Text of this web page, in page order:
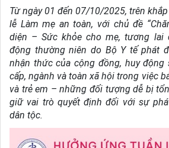
Từ ngày 01 đến 07/10/2025, trên
lễ Làm mẹ an toàn, với chủ đề
diện – Sức khỏe cho mẹ, tương lai
động thường niên do Bộ Y tế phát
nhận thức của cộng đồng, huy động
cấp, ngành và toàn xã hội trong việc
và trẻ em – những đối tượng dễ bị
giữ vai trò quyết định đối với sự
dân tộc.